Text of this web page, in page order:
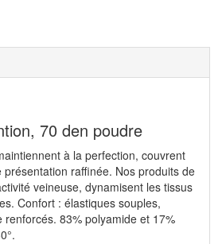
70 den poudre
à la perfection, couvrent
raffinée. Nos produits de
veineuse, dynamisent les tissus
Confort : élastiques souples,
83% polyamide et 17%